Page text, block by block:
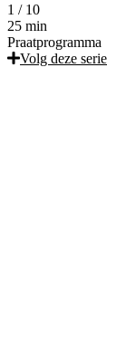
1 / 10
25 min
Praatprogramma
Volg deze serie